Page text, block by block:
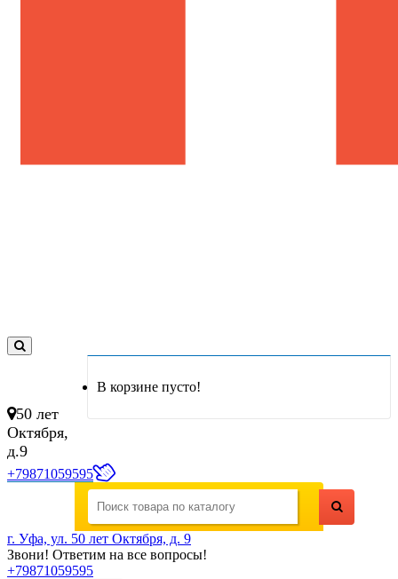
В корзине пусто!
50 лет
Октября,
д.9
+79871059595
г. Уфа, ул. 50 лет Октября, д. 9
Звони! Ответим на все вопросы!
+79871059595